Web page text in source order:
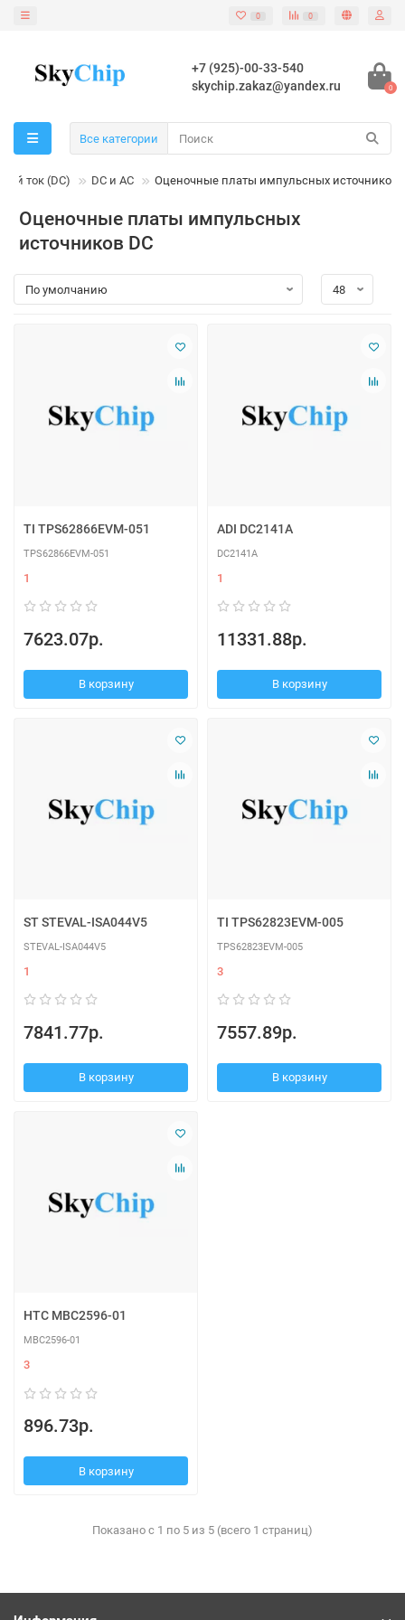
0 0
+7 (925)-00-33-540
skychip.zakaz@yandex.ru
0
Все категории
ток (DC) DC и AC Оценочные платы импульсных источников
Оценочные платы импульсных
источников DC
TI TPS62866EVM-051
TPS62866EVM-051
1
7623.07р.
В корзину
ADI DC2141A
DC2141A
1
11331.88р.
В корзину
ST STEVAL-ISA044V5
STEVAL-ISA044V5
1
7841.77р.
В корзину
TI TPS62823EVM-005
TPS62823EVM-005
3
7557.89р.
В корзину
HTC MBC2596-01
MBC2596-01
3
896.73р.
В корзину
Показано с 1 по 5 из 5 (всего 1 страниц)